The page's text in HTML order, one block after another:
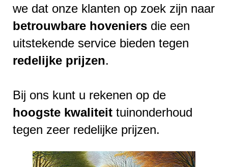
we dat onze klanten op zoek zijn naar
betrouwbare hoveniers die een
uitstekende service bieden tegen
redelijke prijzen.
Bij ons kunt u rekenen op de
hoogste kwaliteit tuinonderhoud
tegen zeer redelijke prijzen.